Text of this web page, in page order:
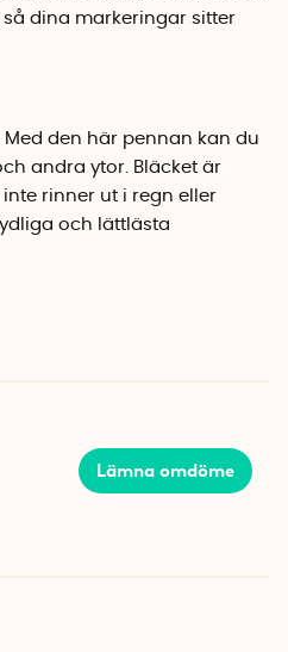
dina markeringar sitter
den här pennan kan du
andra ytor. Bläcket är
rinner ut i regn eller
och lättlästa
Lämna omdöme